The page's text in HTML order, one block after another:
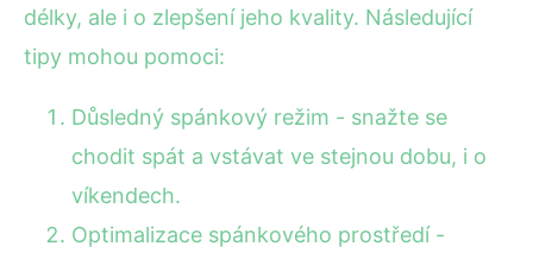
délky, ale i o zlepšení jeho kvality. Následující
tipy mohou pomoci:
Důsledný spánkový režim - snažte se
chodit spát a vstávat ve stejnou dobu, i o
víkendech.
Optimalizace spánkového prostředí -